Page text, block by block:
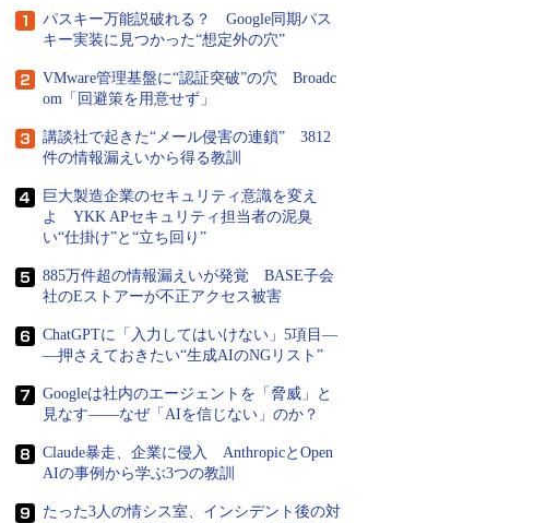
パスキー万能説破れる？ Google同期パス
キー実装に見つかった“想定外の穴”
VMware管理基盤に“認証突破”の穴 Broadc
om「回避策を用意せず」
講談社で起きた“メール侵害の連鎖” 3812
件の情報漏えいから得る教訓
巨大製造企業のセキュリティ意識を変え
よ YKK APセキュリティ担当者の泥臭
い“仕掛け”と“立ち回り”
885万件超の情報漏えいが発覚 BASE子会
社のEストアーが不正アクセス被害
ChatGPTに「入力してはいけない」5項目―
―押さえておきたい“生成AIのNGリスト”
Googleは社内のエージェントを「脅威」と
見なす――なぜ「AIを信じない」のか？
Claude暴走、企業に侵入 AnthropicとOpen
AIの事例から学ぶ3つの教訓
たった3人の情シス室、インシデント後の対